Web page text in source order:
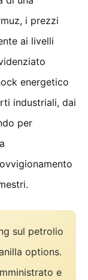
i prezzi
ai livelli
energetico
industriali, dai
per
sul petrolio
options.
e